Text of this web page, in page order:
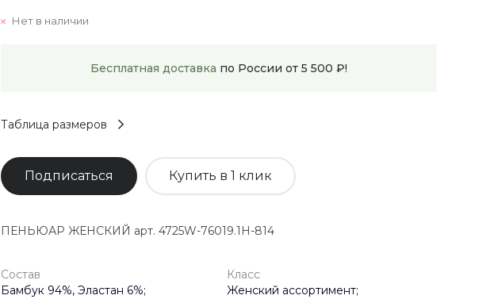
Нет в наличии
Бесплатная доставка по России от 5 500 ₽!
Таблица размеров
Подписаться Купить в 1 клик
ПЕНЬЮАР ЖЕНСКИЙ арт. 4725W-76019.1H-814
Состав
Бамбук 94%, Эластан 6%;
Класс
Женский ассортимент;